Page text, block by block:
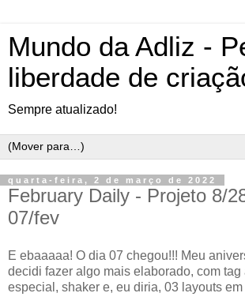
Mundo da Adliz -
liberdade de
Sempre atualizado!
quarta-feira, 2 de março de 2022
February Daily - Projeto 8/
07/fev
E ebaaaaa! O dia 07 chegou!!! Meu
decidi fazer algo mais elaborado, com
especial, shaker e, eu diria, 03 layouts